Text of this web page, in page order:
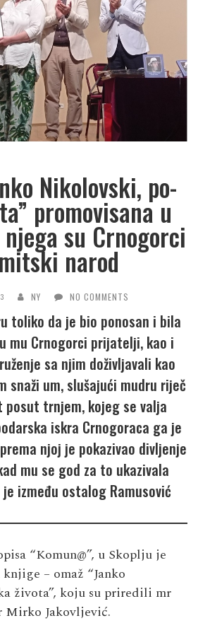
Nikolovski, po-
promovisana u
su Crnogorci
narod
NY NO COMMENTS
toliko da je bio ponosan i bila
mu Crnogorci prijatelji, kao i
sa njim doživljavali kao
snaži um, slušajući mudru riječ
trnjem, kojeg se valja
iskra Crnogoraca ga je
njoj je pokazivao divljenje
mu se god za to ukazivala
između ostalog Ramusović
“Komun@”, u Skoplju je
– omaž “Janko
života”, koju su priredili mr
Jakovljević.